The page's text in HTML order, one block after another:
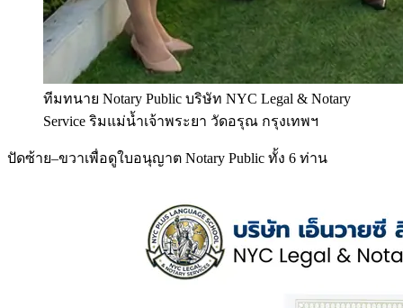
ทีมทนาย Notary Public บริษัท NYC Legal & Notary
Service ริมแม่น้ำเจ้าพระยา วัดอรุณ กรุงเทพฯ
ปัดซ้าย–ขวาเพื่อดูใบอนุญาต Notary Public ทั้ง 6 ท่าน